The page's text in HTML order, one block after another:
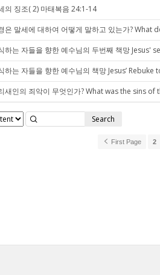
의 징조( 2) 마태복음 24:1-14
은 말세에 대하여 어떻게 말하고 있는가?
하는 자들을 향한 예수님의 두번째 책망
하는 자들을 향한 예수님의 책망 Jesus’
새인의 죄악이 무엇인가? What was the sins of
Search
First Page 2